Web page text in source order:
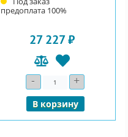
предоплата 100%
27 227 ₽
- Количество+
В корзину